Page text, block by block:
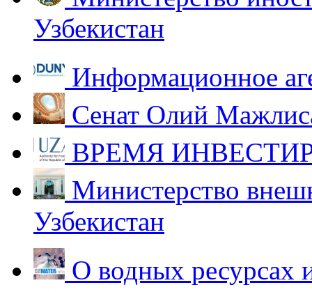
Узбекистан
Информационное
Сенат Олий
ВРЕМЯ
Министерство
Узбекистан
О водных ресурсах